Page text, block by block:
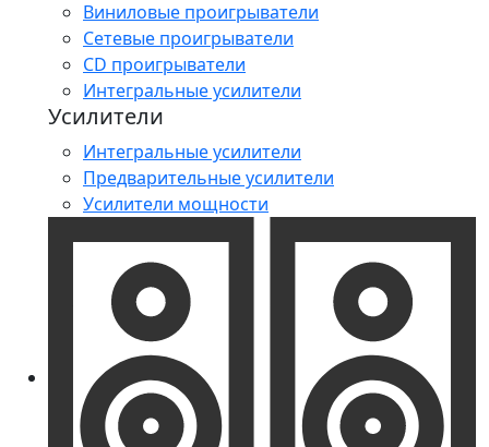
Виниловые проигрыватели
Сетевые проигрыватели
CD проигрыватели
Интегральные усилители
Усилители
Интегральные усилители
Предварительные усилители
Усилители мощности